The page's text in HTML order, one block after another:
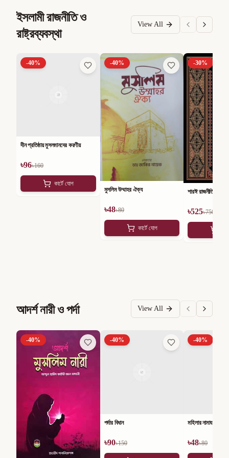
ইসলামী রাজনীতি ও
রাষ্ট্রব্যবস্থা
View All
-40%
দীন প্রতিষ্ঠায় মুসলমানদের করণীয়
৳96৳160
কার্টে যোগ
-40%
মুসলিম উম্মাহর ঐক্য
৳48৳80
কার্টে যোগ
-30%
শারঈ রাজনীতি
৳525৳750
আদর্শ নারী ও পর্দা View All
-40% -40%
পর্দার বিধান
৳90৳150
-40%
মহিলার নামায
৳48৳80